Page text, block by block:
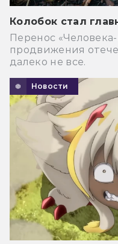
Колобок стал
Перенос
продвижения
далеко не все.
Новости